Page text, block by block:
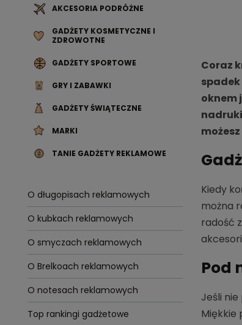
AKCESORIA PODRÓŻNE
GADŻETY KOSMETYCZNE I
ZDROWOTNE
GADŻETY SPORTOWE
GRY I ZABAWKI
GADŻETY ŚWIĄTECZNE
MARKI
TANIE GADŻETY REKLAMOWE
O długopisach reklamowych
O kubkach reklamowych
O smyczach reklamowych
O Brelkoach reklamowych
O notesach reklamowych
Top rankingi gadżetowe
Coraz
oknem
Kiedy
można
radość
Pod
Jeśli
Miękkie